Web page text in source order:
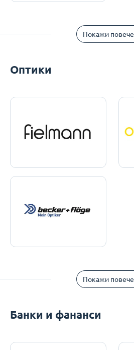
Покажи повече
Оптики
Покажи повече
Банки и фананси